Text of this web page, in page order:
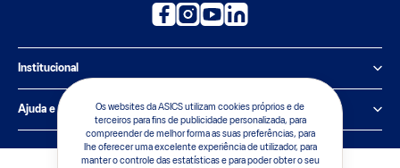
Os websites da ASICS utilizam cookies próprios e de
terceiros para fins de publicidade personalizada, para
compreender de melhor forma as suas preferências, para
lhe oferecer uma excelente experiência de utilizador, para
manter o controle das estatísticas e para poder obter o seu
Institucional
Política de Privacidade
Sobre a ASICS
Ajuda e suporte
Central de Relacionamento